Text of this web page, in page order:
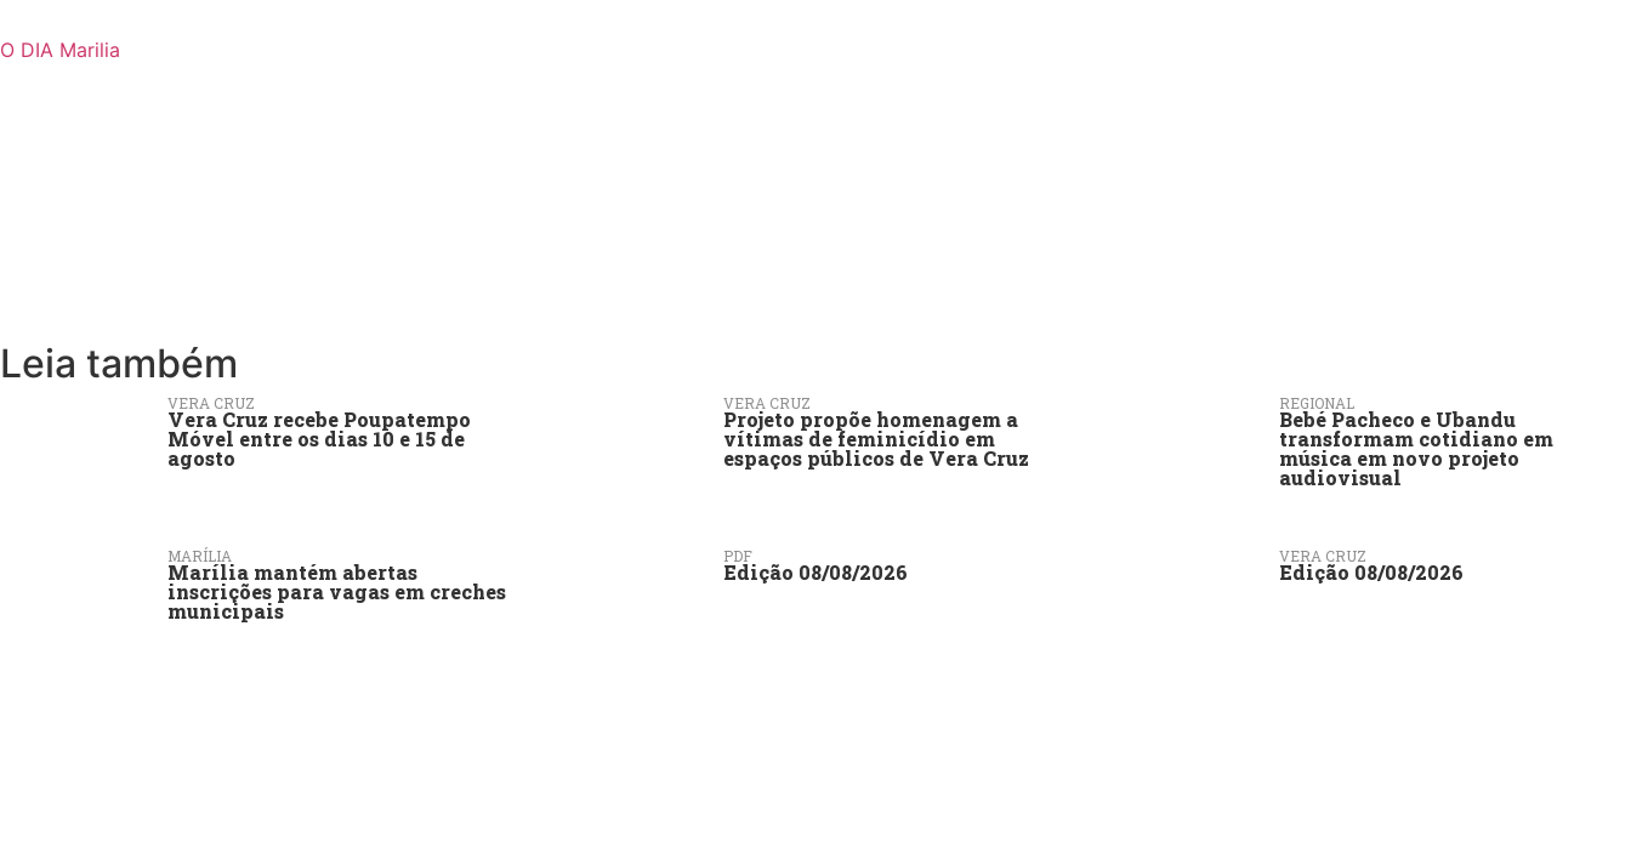
O DIA Marilia
Leia também
VERA CRUZ
Vera Cruz recebe Poupatempo
Móvel entre os dias 10 e 15 de
agosto
VERA CRUZ
Projeto propõe homenagem a
vítimas de feminicídio em
espaços públicos de Vera Cruz
REGIONAL
Bebé Pacheco e Ubandu
transformam cotidiano em
música em novo projeto
audiovisual
MARÍLIA
Marília mantém abertas
inscrições para vagas em creches
municipais
PDF
Edição 08/08/2026
VERA CRUZ
Edição 08/08/2026